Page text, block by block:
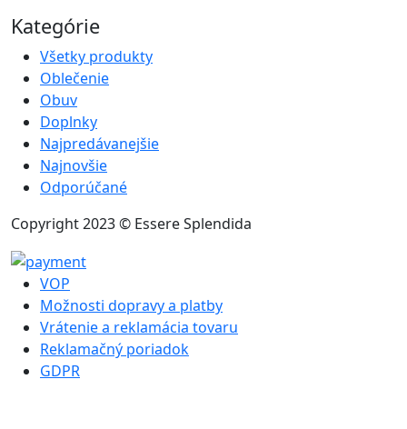
Kategórie
Všetky produkty
Oblečenie
Obuv
Doplnky
Najpredávanejšie
Najnovšie
Odporúčané
Copyright 2023 © Essere Splendida
VOP
Možnosti dopravy a platby
Vrátenie a reklamácia tovaru
Reklamačný poriadok
GDPR